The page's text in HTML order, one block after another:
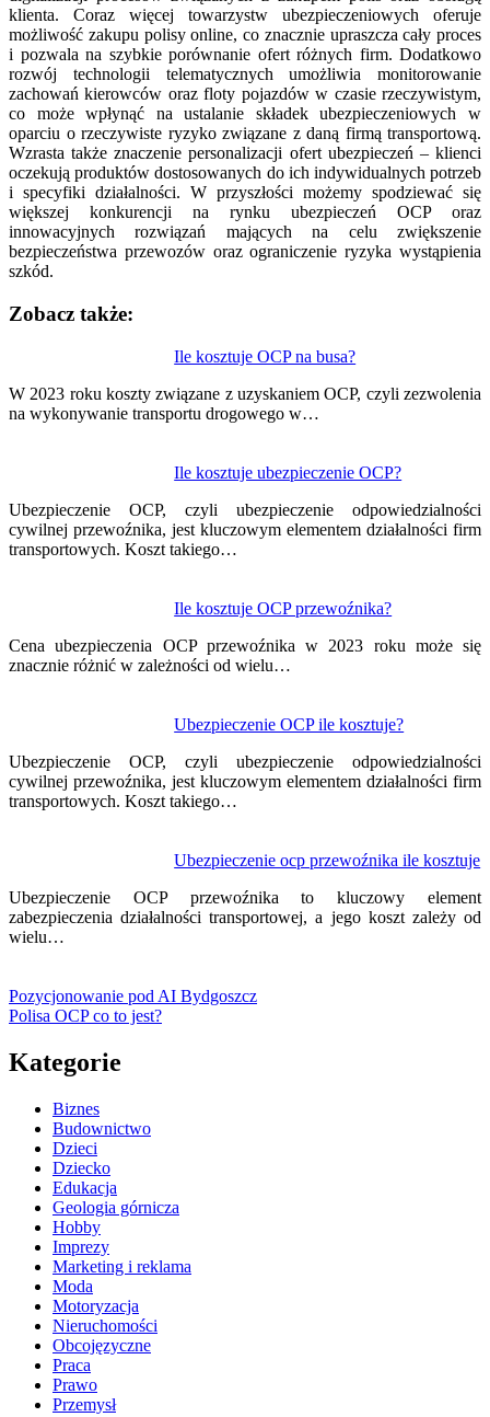
klienta. Coraz więcej towarzystw ubezpieczeniowych oferuje
możliwość zakupu polisy online, co znacznie upraszcza cały proces
i pozwala na szybkie porównanie ofert różnych firm. Dodatkowo
rozwój technologii telematycznych umożliwia monitorowanie
zachowań kierowców oraz floty pojazdów w czasie rzeczywistym,
co może wpłynąć na ustalanie składek ubezpieczeniowych w
oparciu o rzeczywiste ryzyko związane z daną firmą transportową.
Wzrasta także znaczenie personalizacji ofert ubezpieczeń – klienci
oczekują produktów dostosowanych do ich indywidualnych potrzeb
i specyfiki działalności. W przyszłości możemy spodziewać się
większej konkurencji na rynku ubezpieczeń OCP oraz
innowacyjnych rozwiązań mających na celu zwiększenie
bezpieczeństwa przewozów oraz ograniczenie ryzyka wystąpienia
szkód.
Zobacz także:
Ile kosztuje OCP na busa?
W 2023 roku koszty związane z uzyskaniem OCP, czyli zezwolenia
na wykonywanie transportu drogowego w…
Ile kosztuje ubezpieczenie OCP?
Ubezpieczenie OCP, czyli ubezpieczenie odpowiedzialności
cywilnej przewoźnika, jest kluczowym elementem działalności firm
transportowych. Koszt takiego…
Ile kosztuje OCP przewoźnika?
Cena ubezpieczenia OCP przewoźnika w 2023 roku może się
znacznie różnić w zależności od wielu…
Ubezpieczenie OCP ile kosztuje?
Ubezpieczenie OCP, czyli ubezpieczenie odpowiedzialności
cywilnej przewoźnika, jest kluczowym elementem działalności firm
transportowych. Koszt takiego…
Ubezpieczenie ocp przewoźnika ile kosztuje
Ubezpieczenie OCP przewoźnika to kluczowy element
zabezpieczenia działalności transportowej, a jego koszt zależy od
wielu…
wpisu
Pozycjonowanie pod AI Bydgoszcz
Polisa OCP co to jest?
Kategorie
Biznes
Budownictwo
Dzieci
Dziecko
Edukacja
Geologia górnicza
Hobby
Imprezy
Marketing i reklama
Moda
Motoryzacja
Nieruchomości
Obcojęzyczne
Praca
Prawo
Przemysł